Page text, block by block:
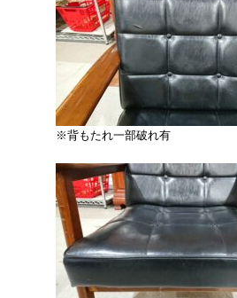
※背もたれ一部破れ有